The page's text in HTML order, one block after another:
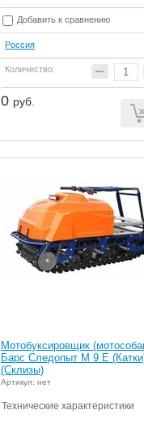
Добавить к сравнению
Россия
Количество:
0 руб.
Мотобуксировщик
Барс Следопыт М 9 Е
(Склизы)
Артикул: нет
Технические характеристики